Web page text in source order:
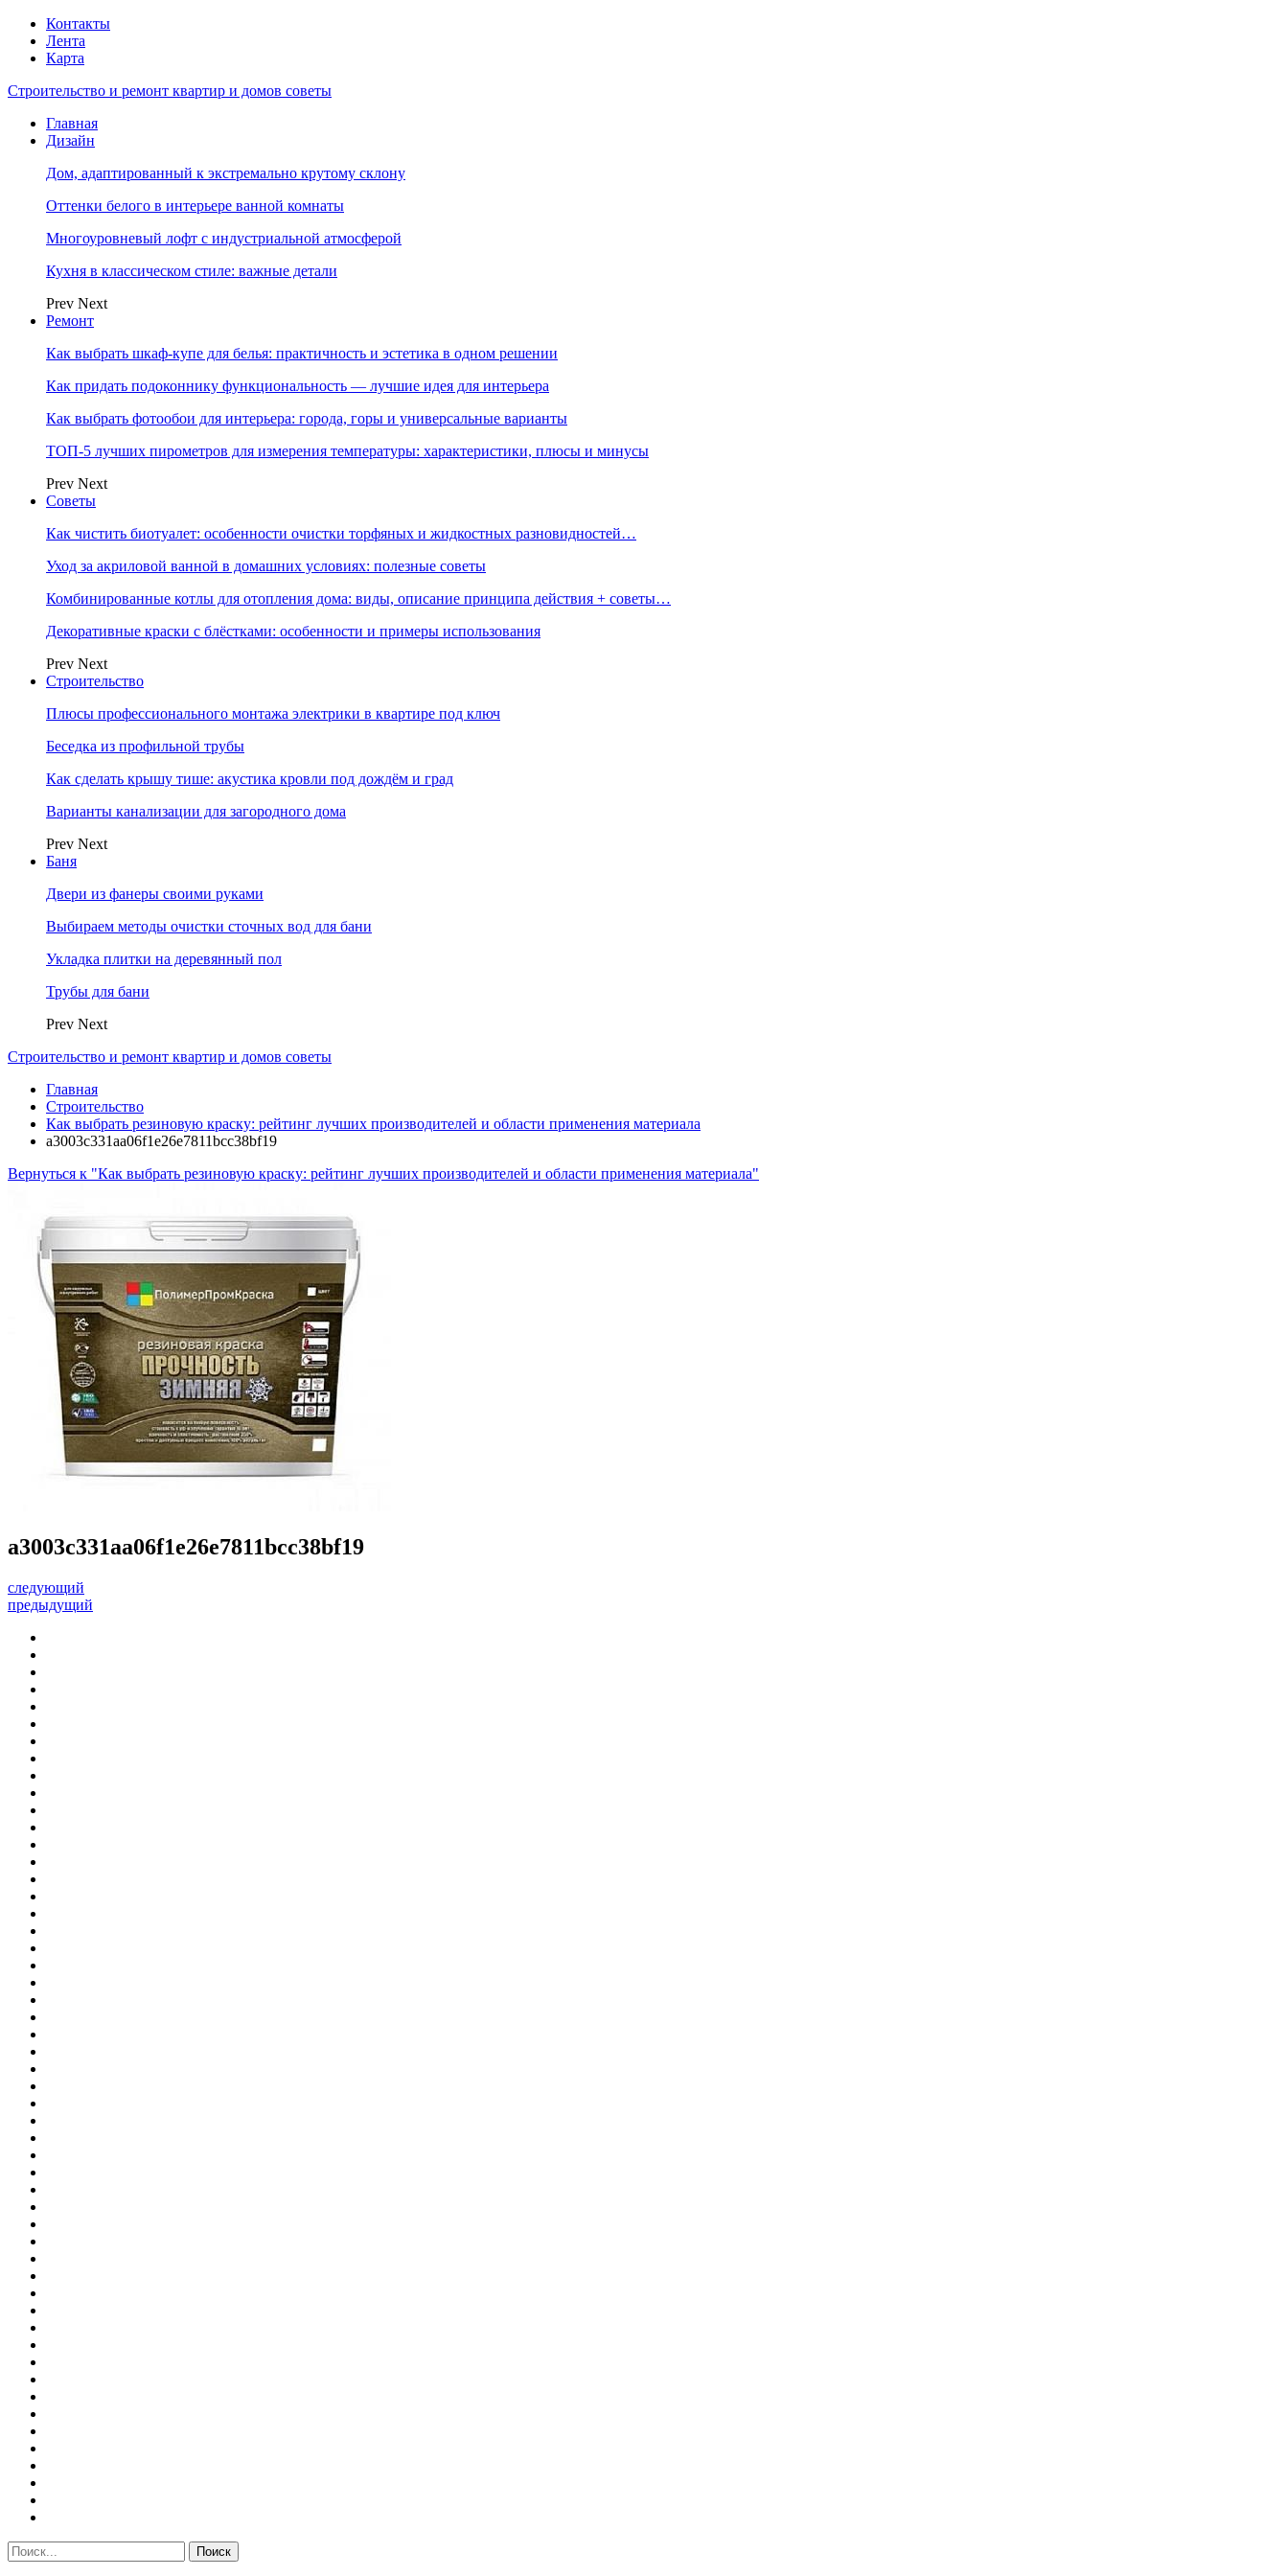
Контакты
Лента
Карта
Строительство и ремонт квартир и домов советы
Главная
Дизайн
Дом, адаптированный к экстремально крутому склону
Оттенки белого в интерьере ванной комнаты
Многоуровневый лофт с индустриальной атмосферой
Кухня в классическом стиле: важные детали
Prev Next
Ремонт
Как выбрать шкаф-купе для белья: практичность и эстетика в одном решении
Как придать подоконнику функциональность — лучшие идея для интерьера
Как выбрать фотообои для интерьера: города, горы и универсальные варианты
ТОП-5 лучших пирометров для измерения температуры: характеристики, плюсы и минусы
Prev Next
Советы
Как чистить биотуалет: особенности очистки торфяных и жидкостных разновидностей…
Уход за акриловой ванной в домашних условиях: полезные советы
Комбинированные котлы для отопления дома: виды, описание принципа действия + советы…
Декоративные краски с блёстками: особенности и примеры использования
Prev Next
Строительство
Плюсы профессионального монтажа электрики в квартире под ключ
Беседка из профильной трубы
Как сделать крышу тише: акустика кровли под дождём и град
Варианты канализации для загородного дома
Prev Next
Баня
Двери из фанеры своими руками
Выбираем методы очистки сточных вод для бани
Укладка плитки на деревянный пол
Трубы для бани
Prev Next
Строительство и ремонт квартир и домов советы
Главная
Строительство
Как выбрать резиновую краску: рейтинг лучших производителей и области применения материала
a3003c331aa06f1e26e7811bcc38bf19
Вернуться к "Как выбрать резиновую краску: рейтинг лучших производителей и области применения материала"
a3003c331aa06f1e26e7811bcc38bf19
следующий
предыдущий